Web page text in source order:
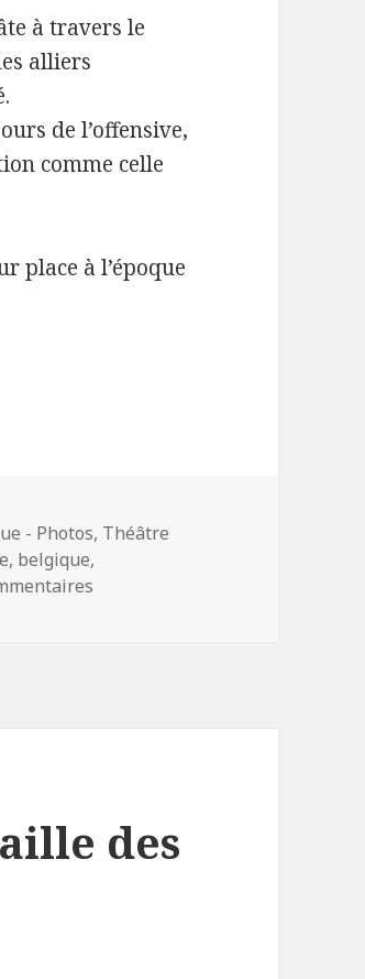
à travers le
alliers
de l’offensive,
comme celle
place à l’époque
Soldats- La bataille
- Photos, Théâtre
, belgique,
des